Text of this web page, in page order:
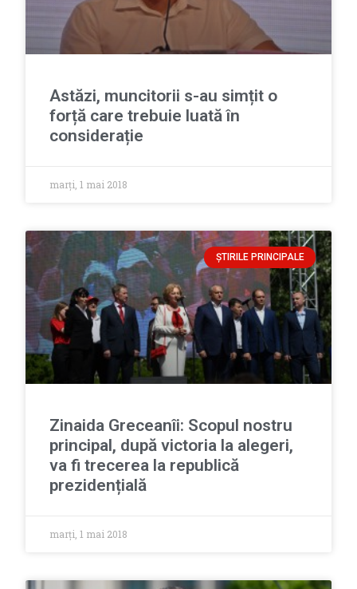
Astăzi, muncitorii s-au simțit o
forță care trebuie luată în
considerație
marți, 1 mai 2018
ȘTIRILE PRINCIPALE
Zinaida Greceanîi: Scopul nostru
principal, după victoria la alegeri,
va fi trecerea la republică
prezidențială
marți, 1 mai 2018